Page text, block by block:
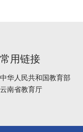
常用链接
中华人民共和国教育部
云南省教育厅